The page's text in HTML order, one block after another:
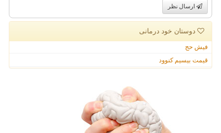
ارسال نظر
دوستان خود درمانی
فیش حج
قیمت بیسیم کنوود